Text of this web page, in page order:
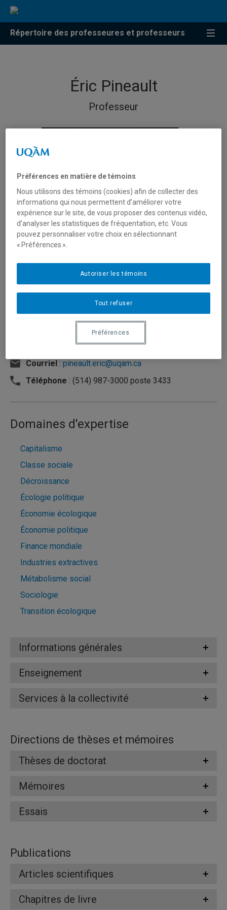
Répertoire des professeures et professeurs
Éric Pineault
Professeur
Département de sociologie
Courriel : pineault.eric@uqam.ca
Téléphone : (514) 987-3000 poste 3433
Domaines d'expertise
Capitalisme
Classe sociale
Décroissance
Écologie politique
Économie écologique
Économie politique
Finance mondiale
Industries extractives
Métabolisme social
Sociologie
Transition écologique
Informations générales
Enseignement
Services à la collectivité
Directions de thèses et mémoires
Thèses de doctorat
Mémoires
Essais
Publications
Articles scientifiques
Chapitres de livre
Préférences en matière de témoins
Nous utilisons des témoins (cookies) afin de collecter des
informations qui nous permettent d’améliorer votre
expérience sur le site, de vous proposer des contenus vidéo,
d’analyser les statistiques de fréquentation, etc. Vous
pouvez personnaliser votre choix en sélectionnant
« Préférences ».
Tout refuser
Autoriser les témoins
Préférences